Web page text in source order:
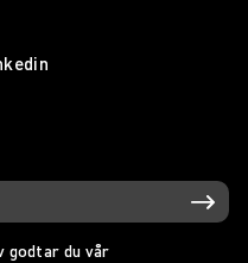
godtar du vår